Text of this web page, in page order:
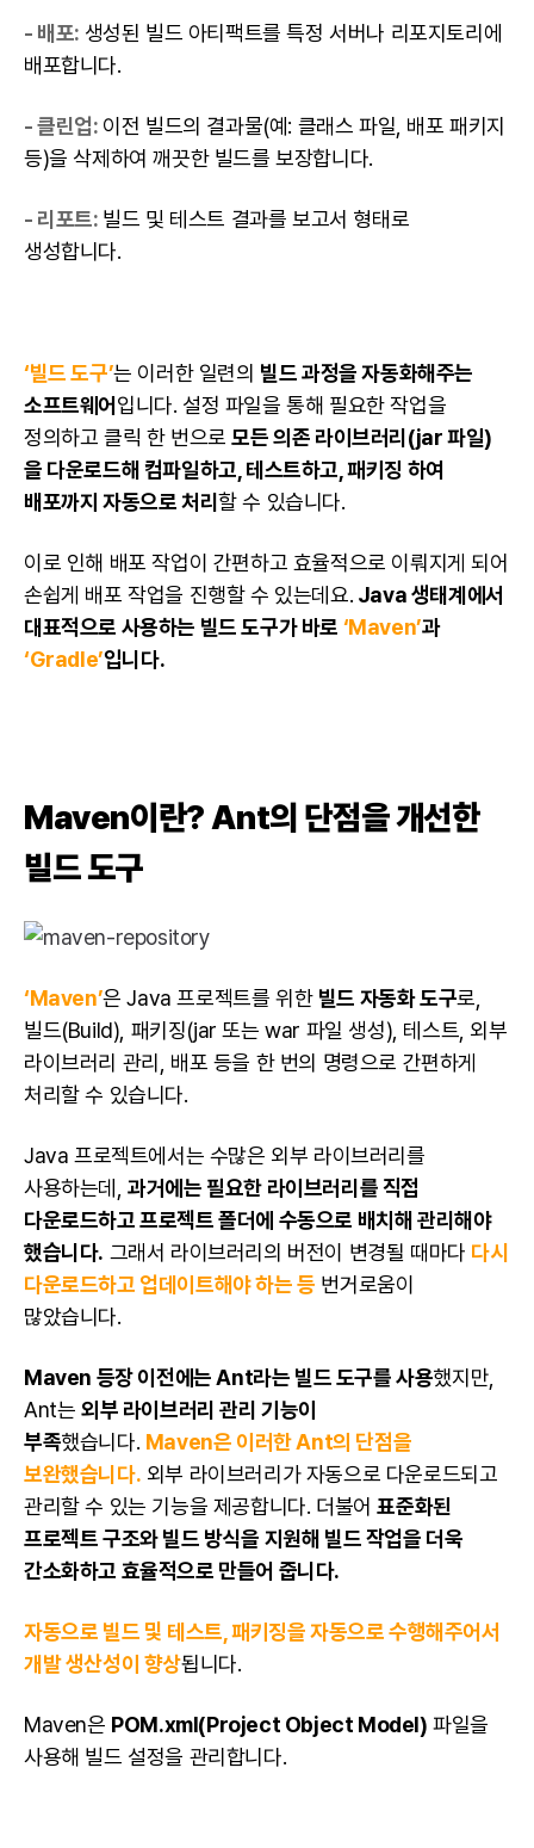
- 배포: 생성된 빌드 아티팩트를 특정 서버나 리포지토리에
배포합니다.
- 클린업: 이전 빌드의 결과물(예: 클래스 파일, 배포 패키지
등)을 삭제하여 깨끗한 빌드를 보장합니다.
- 리포트: 빌드 및 테스트 결과를 보고서 형태로
생성합니다.
‘빌드 도구’는 이러한 일련의 빌드 과정을 자동화해주는
소프트웨어 입니다. 설정 파일을 통해 필요한 작업을
정의하고 클릭 한 번으로모든 의존 라이브러리(jar 파일)
을 다운로드해 컴파일하고, 테스트하고, 패키징 하여
배포까지 자동으로 처리할 수 있습니다.
이로 인해 배포 작업이 간편하고 효율적으로 이뤄지게 되어
손쉽게 배포 작업을 진행할 수 있는데요. Java생태계에서
대표적으로 사용하는 빌드 도구가 바로 ‘Maven’과
‘Gradle’입니다.
Maven이란? Ant의 단점을 개선한
빌드 도구
‘Maven’은 Java 프로젝트를 위한 빌드 자동화 도구로,
빌드(Build), 패키징(jar 또는 war 파일 생성), 테스트, 외부
라이브러리 관리, 배포 등을 한 번의 명령으로 간편하게
처리할 수 있습니다.
Java 프로젝트에서는 수많은 외부 라이브러리를
사용하는데,과거에는 필요한 라이브러리를 직접
다운로드하고 프로젝트 폴더에 수동으로 배치해 관리해야
했습니다. 그래서 라이브러리의 버전이 변경될 때마다 다시
다운로드하고 업데이트해야 하는 등 번거로움이
많았습니다.
Maven 등장 이전에는 Ant라는 빌드 도구를 사용했지만,
Ant는 외부 라이브러리 관리 기능이
부족했습니다. Maven은 이러한 Ant의 단점을
보완했습니다. 외부 라이브러리가 자동으로 다운로드되고
관리할 수 있는 기능을 제공합니다. 더불어표준화된
프로젝트 구조와 빌드 방식을 지원해 빌드 작업을 더욱
간소화하고 효율적으로 만들어 줍니다.
자동으로 빌드 및 테스트, 패키징을 자동으로 수행해주어서
개발 생산성이 향상됩니다.
Maven은 POM.xml(Project Object Model) 파일을
사용해 빌드 설정을 관리합니다.